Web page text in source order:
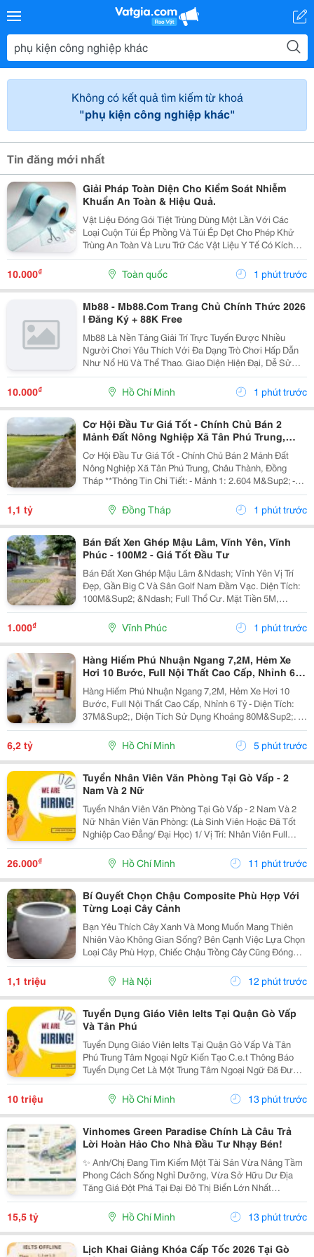
Không có kết quả tìm kiếm từ khoá
"phụ kiện công nghiệp khác"
Tin đăng mới nhất
Giải Pháp Toàn Diện Cho Kiểm Soát Nhiễm
Khuẩn An Toàn & Hiệu Quả.
Vật Liệu Đóng Gói Tiệt Trùng Dùng Một Lần Với Các
Loại Cuộn Túi Ép Phồng Và Túi Ép Dẹt Cho Phép Khử
Trùng An Toàn Và Lưu Trữ Các Vật Liệu Y Tế Có Kích
Cỡ Và Ứng Dụng Khác Nhau. Các Cuộn Túi Ép Tiệt
Trùng Được Làm Bằng 2 Lớp: Giấy Và Màng Film, Hai...
10.000₫ Toàn quốc 1 phút trước
Mb88 - Mb88.Com Trang Chủ Chính Thức 2026
| Đăng Ký + 88K Free
Mb88 Là Nền Tảng Giải Trí Trực Tuyến Được Nhiều
Người Chơi Yêu Thích Với Đa Dạng Trò Chơi Hấp Dẫn
Như Nổ Hũ Và Thể Thao. Giao Diện Hiện Đại, Dễ Sử
Dụng Giúp Người Dùng Thao Tác Thuận Tiện Trên Mọi
Thiết Bị. Hệ Thống Bảo Mật Tiên Tiến Đảm Bảo An
10.000₫ Hồ Chí Minh 1 phút trước
Cơ Hội Đầu Tư Giá Tốt - Chính Chủ Bán 2
Mảnh Đất Nông Nghiệp Xã Tân Phú Trung,
Châu Thành, Đồng Tháp
Cơ Hội Đầu Tư Giá Tốt - Chính Chủ Bán 2 Mảnh Đất
Nông Nghiệp Xã Tân Phú Trung, Châu Thành, Đồng
Tháp **Thông Tin Chi Tiết: - Mảnh 1: 2.604 M&Sup2; -
Mảnh 2: 1.527 M&Sup2; - Tổng Diện Tích: 4.131
M&Sup2; Giá Bán: 1 Tỷ 100 Triệu (Bán Cả 2 Mảnh, Có...
1,1 tỷ Đồng Tháp 1 phút trước
Bán Đất Xen Ghép Mậu Lâm, Vĩnh Yên, Vĩnh
Phúc - 100M2 - Giá Tốt Đầu Tư
Bán Đất Xen Ghép Mậu Lâm &Ndash; Vĩnh Yên Vị Trí
Đẹp, Gần Big C Và Sân Golf Nam Đầm Vạc. Diện Tích:
100M&Sup2; &Ndash; Full Thổ Cư. Mặt Tiền 5M,
Đường Rộng 13,5M. Chỉ 5 Phút Đến Big C Và Bến Xe
Vĩnh Yên. Liền Kề Các Khu Đô Thị: Nam Đầm Vạc,...
1.000₫ Vĩnh Phúc 1 phút trước
Hàng Hiếm Phú Nhuận Ngang 7,2M, Hẻm Xe
Hơi 10 Bước, Full Nội Thất Cao Cấp, Nhỉnh 6
Tỷ
Hàng Hiếm Phú Nhuận Ngang 7,2M, Hẻm Xe Hơi 10
Bước, Full Nội Thất Cao Cấp, Nhỉnh 6 Tỷ - Diện Tích:
37M&Sup2;, Diện Tích Sử Dụng Khoảng 80M&Sup2;. -
Kết Cấu: 1 Trệt 1 Lầu, Gồm 3 Phòng Ngủ, 2 Wc; Có 1
Phòng Ngủ Tầng Trệt, Ban Công Thông 2 Phòng...
6,2 tỷ Hồ Chí Minh 5 phút trước
Tuyển Nhân Viên Văn Phòng Tại Gò Vấp - 2
Nam Và 2 Nữ
Tuyển Nhân Viên Văn Phòng Tại Gò Vấp - 2 Nam Và 2
Nữ Nhân Viên Văn Phòng: (Là Sinh Viên Hoặc Đã Tốt
Nghiệp Cao Đẳng/ Đại Học) 1/ Vị Trí: Nhân Viên Full
Time (2 Nam 2 Nữ) Ca Làm: 13:00 Đến 21:00 (1 Tháng
Được Nghỉ Phép 1 Ngày, Và Hưởng Các Ngày...
26.000₫ Hồ Chí Minh 11 phút trước
Bí Quyết Chọn Chậu Composite Phù Hợp Với
Từng Loại Cây Cảnh
Bạn Yêu Thích Cây Xanh Và Mong Muốn Mang Thiên
Nhiên Vào Không Gian Sống? Bên Cạnh Việc Lựa Chọn
Loại Cây Phù Hợp, Chiếc Chậu Trồng Cây Cũng Đóng
Vai Trò Vô Cùng Quan Trọng. Không Chỉ Là Nơi Giúp
Cây Phát Triển Khỏe Mạnh, Chậu Còn Góp Phần Tạo
Nên Vẻ...
1,1 triệu Hà Nội 12 phút trước
Tuyển Dụng Giáo Viên Ielts Tại Quận Gò Vấp
Và Tân Phú
Tuyển Dụng Giáo Viên Ielts Tại Quận Gò Vấp Và Tân
Phú Trung Tâm Ngoại Ngữ Kiến Tạo C.e.t Thông Báo
Tuyển Dụng Cet Là Một Trung Tâm Ngoại Ngữ Đã Được
Thành Lập 16 Năm Chuyên Về Chương Trình Anh Văn
Học Thuật Ielts &Ndash; Toefl Ibt. Trung Tâm...
10 triệu Hồ Chí Minh 13 phút trước
Vinhomes Green Paradise Chính Là Câu Trả
Lời Hoàn Hảo Cho Nhà Đầu Tư Nhạy Bén!
✨ Anh/Chị Đang Tìm Kiếm Một Tài Sản Vừa Nâng Tầm
Phong Cách Sống Nghỉ Dưỡng, Vừa Sở Hữu Dư Địa
Tăng Giá Đột Phá Tại Đại Đô Thị Biển Lớn Nhất
Tp.hcm? Sx11-10 - Phân Khu The Haven Bay (Vịnh
Tiên) - Vinhomes Green Paradise Chính Là Câu Trả Lời
Hoàn...
15,5 tỷ Hồ Chí Minh 13 phút trước
Lịch Khai Giảng Khóa Cấp Tốc 2026 Tại Gò